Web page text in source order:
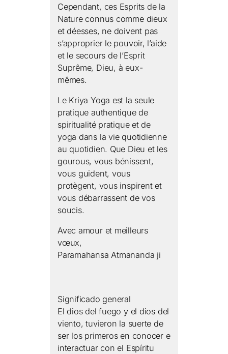
Cependant, ces Esprits de la
Nature connus comme dieux
et déesses, ne doivent pas
s’approprier le pouvoir, l’aide
et le secours de l’Esprit
Suprême, Dieu, à eux-
mêmes.
Le Kriya Yoga est la seule
pratique authentique de
spiritualité pratique et de
yoga dans la vie quotidienne
au quotidien. Que Dieu et les
gourous, vous bénissent,
vous guident, vous
protègent, vous inspirent et
vous débarrassent de vos
soucis.
Avec amour et meilleurs
vœux,
Paramahansa Atmananda ji
Significado general
El dios del fuego y el dios del
viento, tuvieron la suerte de
ser los primeros en conocer e
interactuar con el Espíritu